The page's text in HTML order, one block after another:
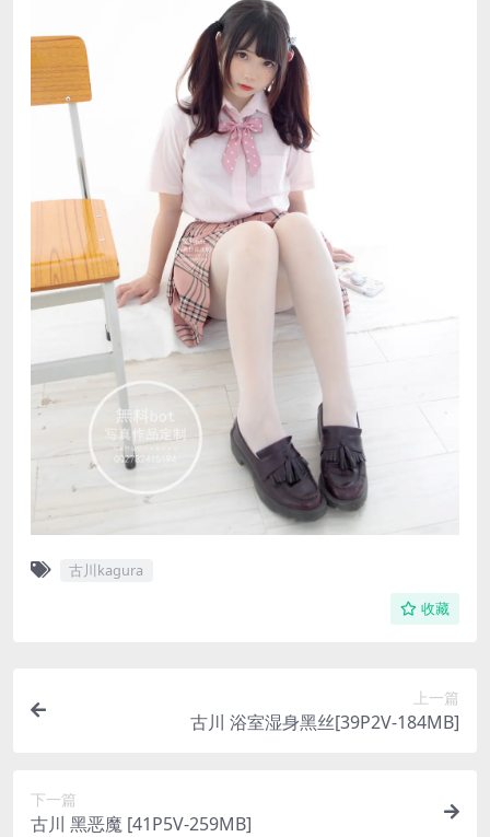
古川kagura
收藏
上一篇
古川 浴室湿身黑丝[39P2V-184MB]
下一篇
古川 黑恶魔 [41P5V-259MB]